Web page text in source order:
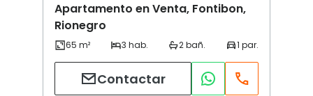
Apartamento en Venta, Fontibon,
Rionegro
Contactar